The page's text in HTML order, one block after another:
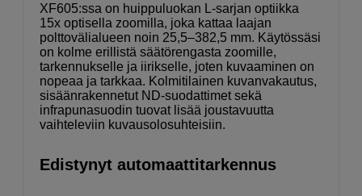
XF605:ssa on huippuluokan L-sarjan optiikka
15x optisella zoomilla, joka kattaa laajan
polttovälialueen noin 25,5–382,5 mm. Käytössäsi
on kolme erillistä säätörengasta zoomille,
tarkennukselle ja iirikselle, joten kuvaaminen on
nopeaa ja tarkkaa. Kolmitilainen kuvanvakautus,
sisäänrakennetut ND-suodattimet sekä
infrapunasuodin tuovat lisää joustavuutta
vaihteleviin kuvausolosuhteisiin.
Edistynyt automaattitarkennus